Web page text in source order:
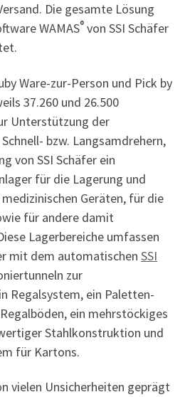
Die gesamte Lösung
WAMAS® von SSI Schäfer
Ware-zur-Person und Pick by
37.260 und 26.500
Unterstützung der
bzw. Langsamdrehern,
von SSI Schäfer ein
für die Lagerung und
Geräten, für die
für andere damit
Lagerbereiche umfassen
mit dem automatischen SSI
zur
Regalsystem, ein Paletten-
ein mehrstöckiges
Stahlkonstruktion und
für Kartons.
vielen Unsicherheiten geprägt